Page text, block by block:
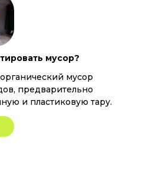
мусор?
мусор
предварительно
и пластиковую тару.